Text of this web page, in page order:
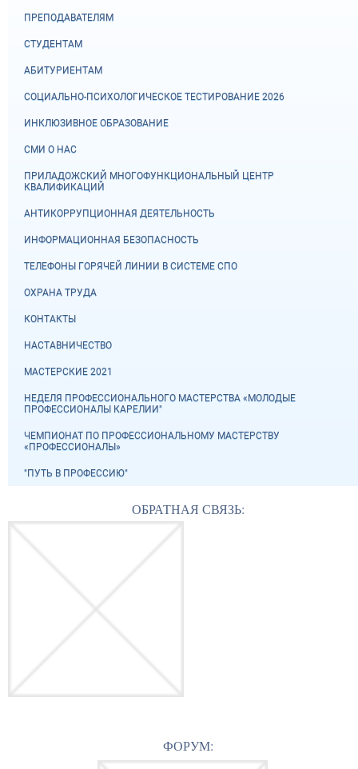
ПРЕПОДАВАТЕЛЯМ
СТУДЕНТАМ
АБИТУРИЕНТАМ
СОЦИАЛЬНО-ПСИХОЛОГИЧЕСКОЕ ТЕСТИРОВАНИЕ 2026
ИНКЛЮЗИВНОЕ ОБРАЗОВАНИЕ
СМИ О НАС
ПРИЛАДОЖСКИЙ МНОГОФУНКЦИОНАЛЬНЫЙ ЦЕНТР
КВАЛИФИКАЦИЙ
АНТИКОРРУПЦИОННАЯ ДЕЯТЕЛЬНОСТЬ
ИНФОРМАЦИОННАЯ БЕЗОПАСНОСТЬ
ТЕЛЕФОНЫ ГОРЯЧЕЙ ЛИНИИ В СИСТЕМЕ СПО
ОХРАНА ТРУДА
КОНТАКТЫ
НАСТАВНИЧЕСТВО
МАСТЕРСКИЕ 2021
НЕДЕЛЯ ПРОФЕССИОНАЛЬНОГО МАСТЕРСТВА «МОЛОДЫЕ
ПРОФЕССИОНАЛЫ КАРЕЛИИ"
ЧЕМПИОНАТ ПО ПРОФЕССИОНАЛЬНОМУ МАСТЕРСТВУ
«ПРОФЕССИОНАЛЫ»
"ПУТЬ В ПРОФЕССИЮ"
ОБРАТНАЯ СВЯЗЬ:
ФОРУМ: